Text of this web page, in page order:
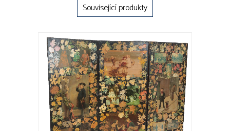
Související produkty